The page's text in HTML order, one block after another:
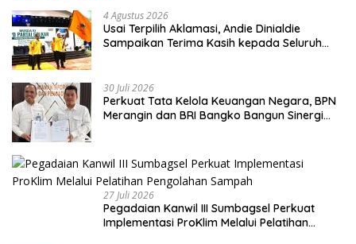
4 Agustus 2026
Usai Terpilih Aklamasi, Andie Dinialdie
Sampaikan Terima Kasih kepada Seluruh
30 Juli 2026
Perkuat Tata Kelola Keuangan Negara, BPN
Merangin dan BRI Bangko Bangun Sinergi
27 Juli 2026
Pegadaian Kanwil III Sumbagsel Perkuat
Implementasi ProKlim Melalui Pelatihan